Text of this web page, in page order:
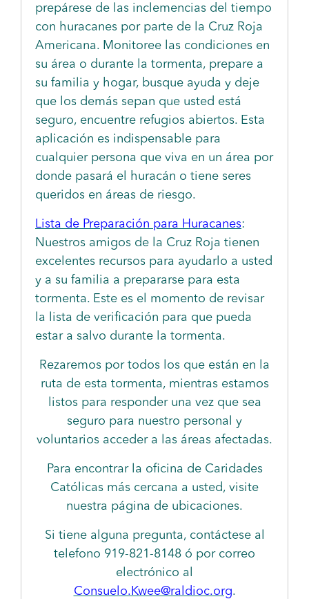
prepárese de las inclemencias del tiempo
con huracanes por parte de la Cruz Roja
Americana. Monitoree las condiciones en
su área o durante la tormenta, prepare a
su familia y hogar, busque ayuda y deje
que los demás sepan que usted está
seguro, encuentre refugios abiertos. Esta
aplicación es indispensable para
cualquier persona que viva en un área por
donde pasará el huracán o tiene seres
queridos en áreas de riesgo.
Lista de Preparación para Huracanes:
Nuestros amigos de la Cruz Roja tienen
excelentes recursos para ayudarlo a usted
y a su familia a prepararse para esta
tormenta. Este es el momento de revisar
la lista de verificación para que pueda
estar a salvo durante la tormenta.
Rezaremos por todos los que están en la
ruta de esta tormenta, mientras estamos
listos para responder una vez que sea
seguro para nuestro personal y
voluntarios acceder a las áreas afectadas.
Para encontrar la oficina de Caridades
Católicas más cercana a usted, visite
nuestra página de ubicaciones.
Si tiene alguna pregunta, contáctese al
telefono 919-821-8148 ó por correo
electrónico al
Consuelo.Kwee@raldioc.org.